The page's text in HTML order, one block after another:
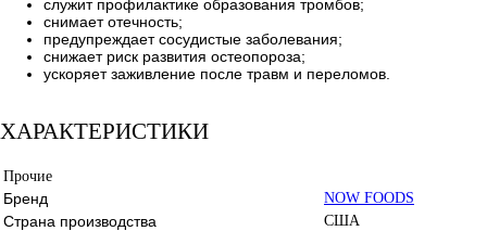
служит профилактике образования тромбов;
снимает отечность;
предупреждает сосудистые заболевания;
снижает риск развития остеопороза;
ускоряет заживление после травм и переломов.
ХАРАКТЕРИСТИКИ
Прочие
Бренд NOW FOODS
Страна производства США